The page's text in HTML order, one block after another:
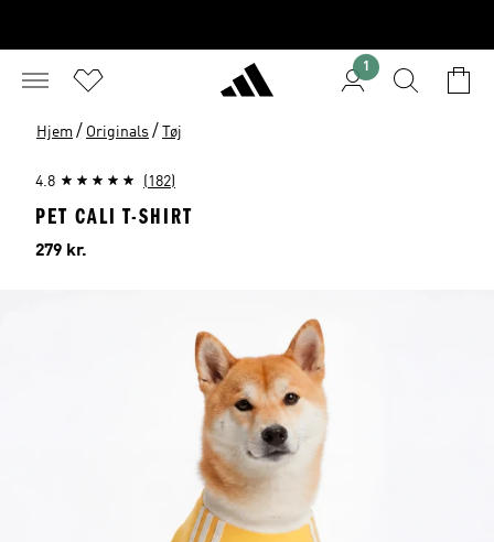
1
Hjem / Originals / Tøj
4.8 (182)
PET CALI T-SHIRT
Pris
279 kr.